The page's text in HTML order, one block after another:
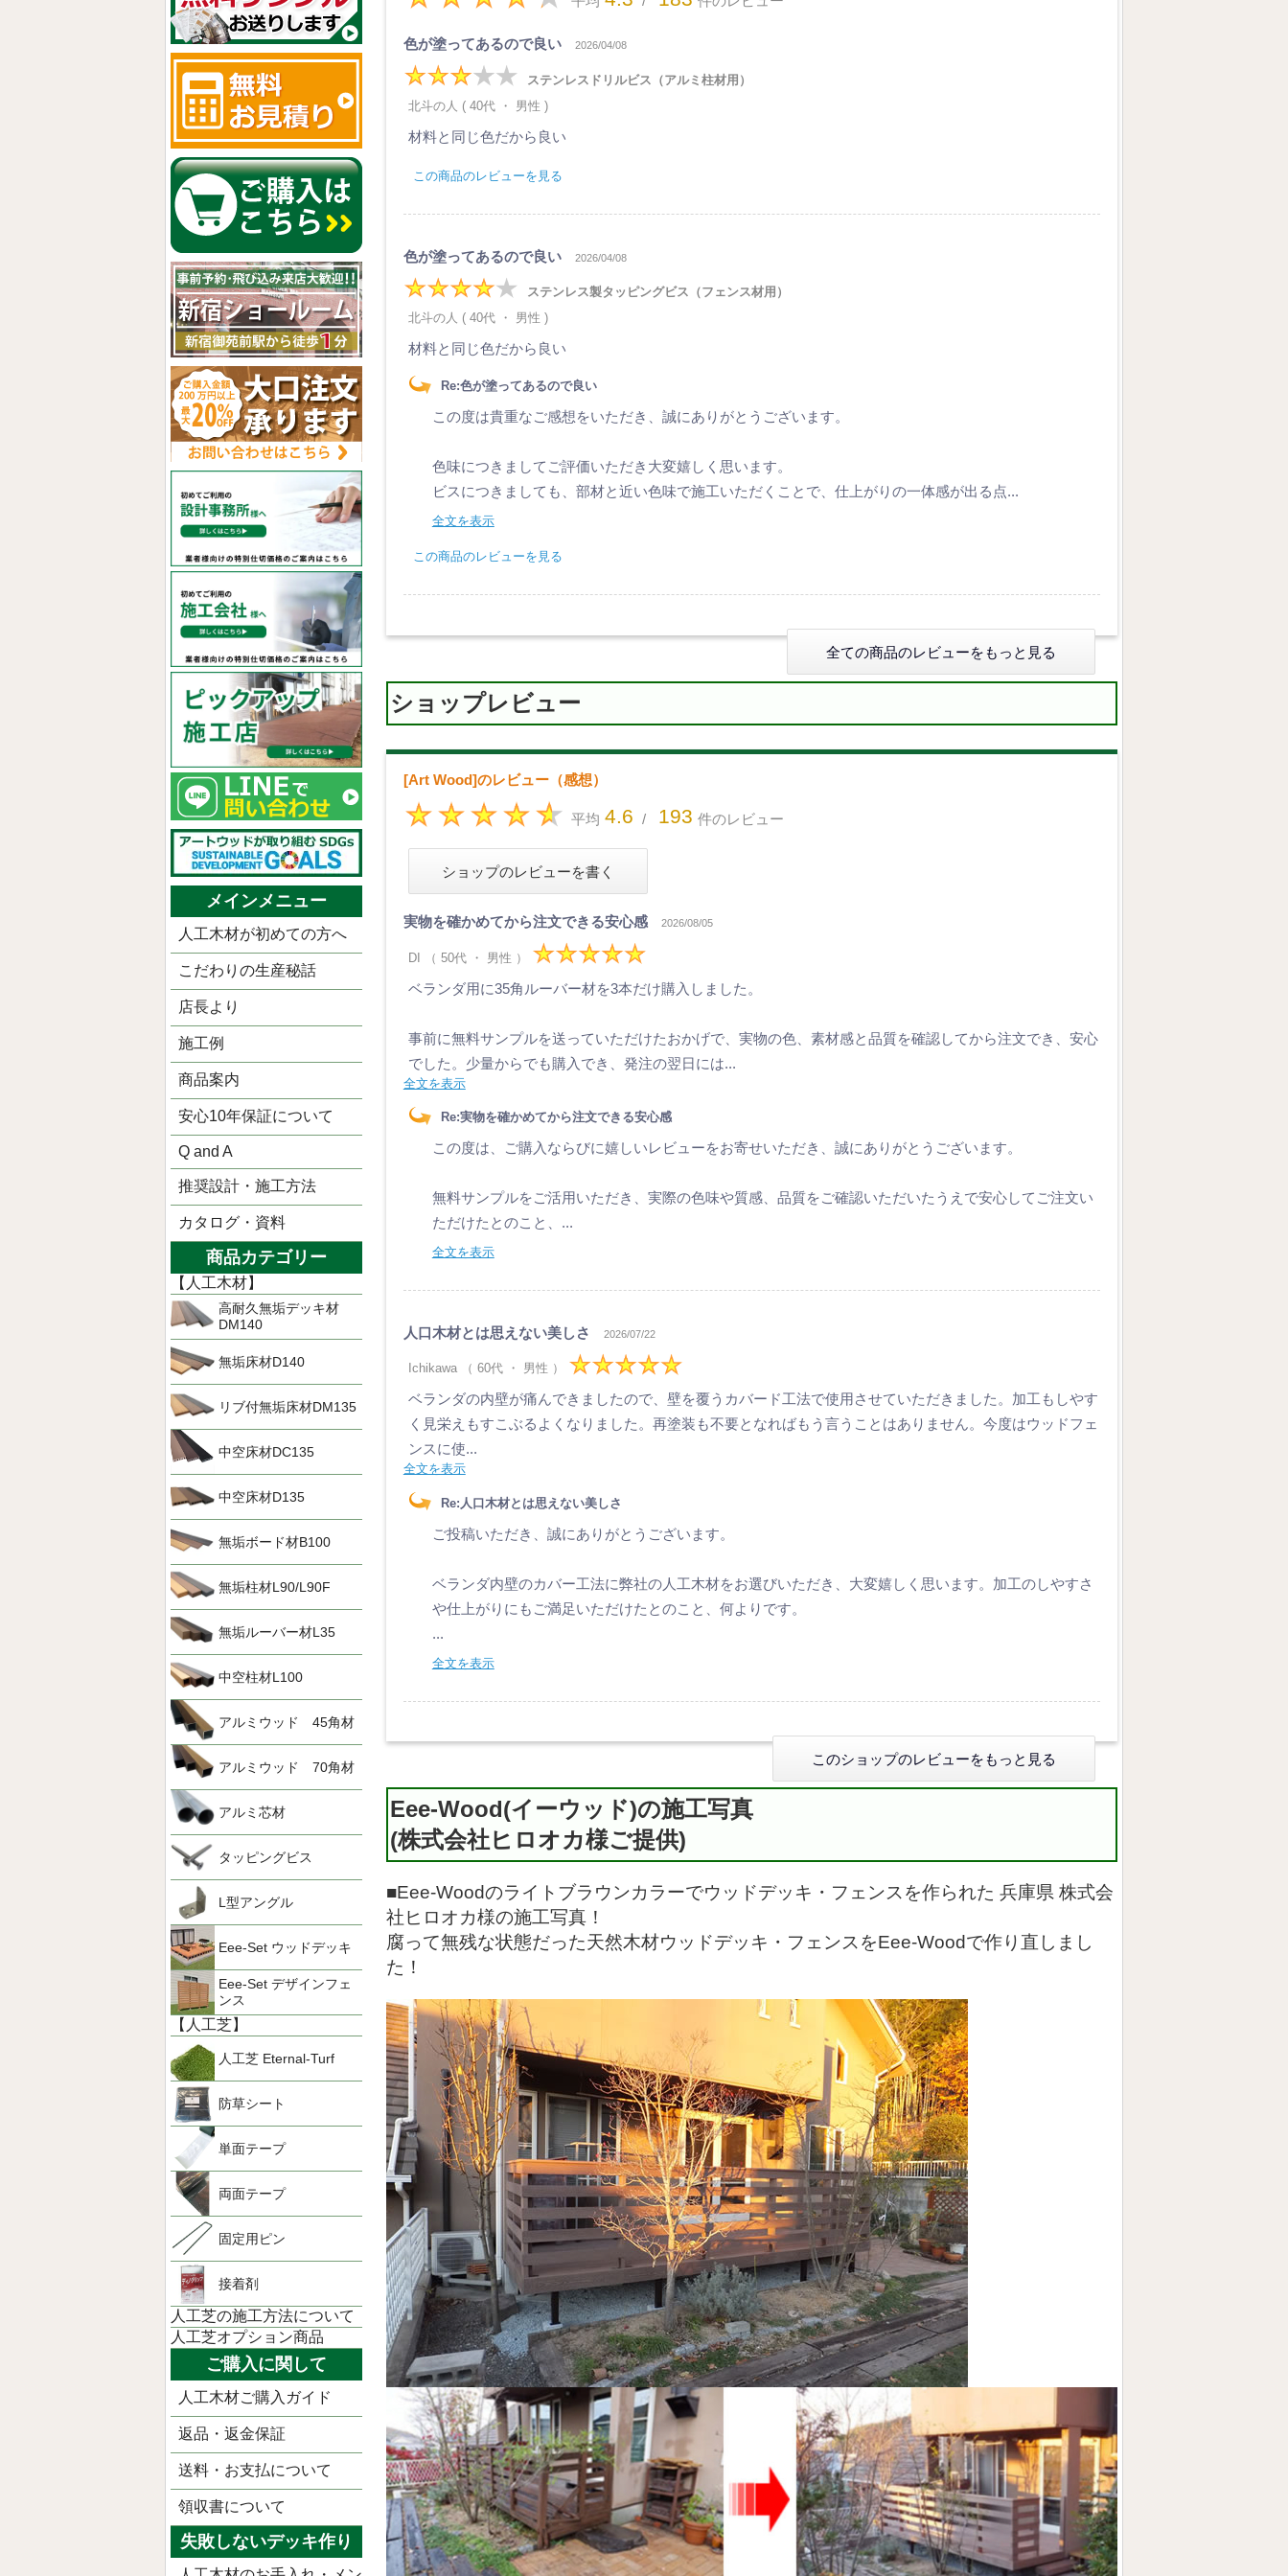
色が塗ってあるので良い 2026/04/08
ステンレスドリルビス（アルミ柱材用）
北斗の人 ( 40代 ・ 男性 )
材料と同じ色だから良い
この商品のレビューを見る
色が塗ってあるので良い 2026/04/08
ステンレス製タッピングビス（フェンス材用）
北斗の人 ( 40代 ・ 男性 )
材料と同じ色だから良い
Re:色が塗ってあるので良い
この度は貴重なご感想をいただき、誠にありがとうございます。
色味につきましてご評価いただき大変嬉しく思います。
ビスにつきましても、部材と近い色味で施工いただくことで、仕上がりの一体感が出る点...
全文を表示
この商品のレビューを見る
全ての商品のレビューをもっと見る
ショップレビュー
[Art Wood]のレビュー（感想）
平均 4.6 / 193 件のレビュー
実物を確かめてから注文できる安心感 2026/08/05
DI （ 50代 ・ 男性 ）
ベランダ用に35角ルーバー材を3本だけ購入しました。
事前に無料サンプルを送っていただけたおかげで、実物の色、素材感と品質を確認してから注文でき、安心
でした。少量からでも購入でき、発注の翌日には...
全文を表示
Re:実物を確かめてから注文できる安心感
この度は、ご購入ならびに嬉しいレビューをお寄せいただき、誠にありがとうございます。
無料サンプルをご活用いただき、実際の色味や質感、品質をご確認いただいたうえで安心してご注文い
ただけたとのこと、...
全文を表示
人口木材とは思えない美しさ 2026/07/22
Ichikawa （ 60代 ・ 男性 ）
ベランダの内壁が痛んできましたので、壁を覆うカバード工法で使用させていただきました。加工もしやす
く見栄えもすこぶるよくなりました。再塗装も不要となればもう言うことはありません。今度はウッドフェ
ンスに使...
全文を表示
Re:人口木材とは思えない美しさ
ご投稿いただき、誠にありがとうございます。
ベランダ内壁のカバー工法に弊社の人工木材をお選びいただき、大変嬉しく思います。加工のしやすさ
や仕上がりにもご満足いただけたとのこと、何よりです。
...
全文を表示
このショップのレビューをもっと見る
Eee-Wood(イーウッド)の施工写真
(株式会社ヒロオカ様ご提供)
■Eee-Woodのライトブラウンカラーでウッドデッキ・フェンスを作られた 兵庫県 株式会
社ヒロオカ様の施工写真！
腐って無残な状態だった天然木材ウッドデッキ・フェンスをEee-Woodで作り直しまし
た！
メインメニュー
人工木材が初めての方へ
こだわりの生産秘話
店長より
施工例
商品案内
安心10年保証について
Q and A
推奨設計・施工方法
カタログ・資料
商品カテゴリー
【人工木材】
高耐久無垢デッキ材
DM140
無垢床材D140
リブ付無垢床材DM135
中空床材DC135
中空床材D135
無垢ボード材B100
無垢柱材L90/L90F
無垢ルーバー材L35
中空柱材L100
アルミウッド 45角材
アルミウッド 70角材
アルミ芯材
タッピングビス
L型アングル
Eee-Set ウッドデッキ
Eee-Set デザインフェ
ンス
【人工芝】
人工芝 Eternal-Turf
防草シート
単面テープ
両面テープ
固定用ピン
接着剤
人工芝の施工方法について
人工芝オプション商品
ご購入に関して
人工木材ご購入ガイド
返品・返金保証
送料・お支払について
領収書について
失敗しないデッキ作り